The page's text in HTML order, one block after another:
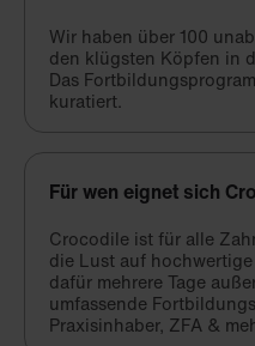
Wir haben über 100
den klügsten Köpfen in
Das
kuratiert.
Für wen eignet sich
Crocodile ist für alle
die Lust auf
dafür mehrere Tage
umfassende
Praxisinhaber, ZFA &